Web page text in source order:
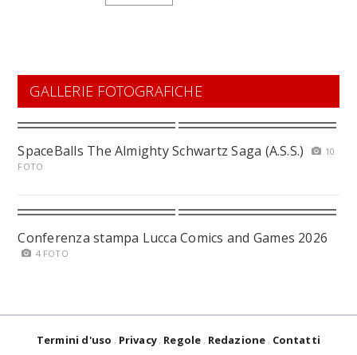
GALLERIE FOTOGRAFICHE
SpaceBalls The Almighty Schwartz Saga (A.S.S.)
10
FOTO
Conferenza stampa Lucca Comics and Games 2026
4 FOTO
Termini d'uso Privacy Regole Redazione Contatti